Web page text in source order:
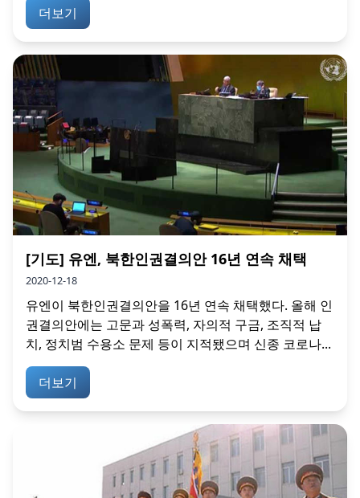
더보기
[기도] 유엔, 북한인권결의안 16년 연속 채택
2020-12-18
유엔이 북한인권결의안을 16년 연속 채택했다. 올해 인
권결의안에는 고문과 성폭력, 자의적 구금, 조직적 납
치, 정치범 수용소 문제 등이 지적됐으며 신종 코로나...
더보기